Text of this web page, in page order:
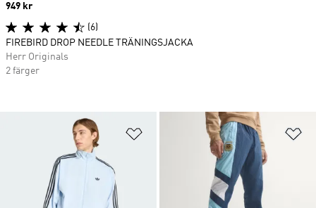
Lägg till på önskelistan
Price
949 kr
(6)
FIREBIRD DROP NEEDLE TRÄNINGSJACKA
Herr Originals
2 färger